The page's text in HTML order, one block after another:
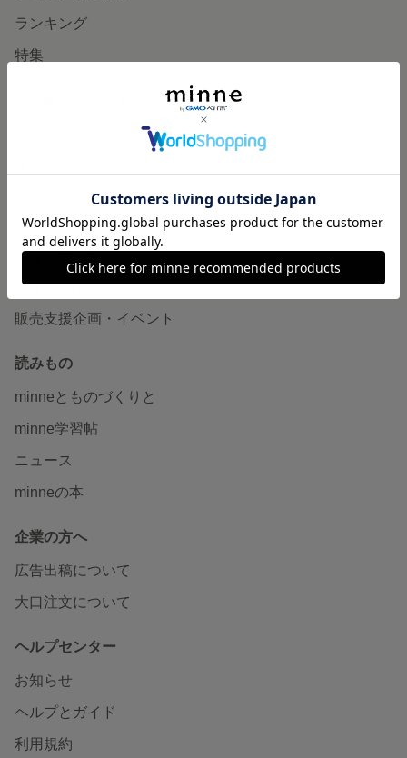
ランキング
特集
ヴィンテージ販売
ダウンロード販売
minne PLUS
minne LAB
販売支援企画・イベント
読みもの
minneとものづくりと
minne学習帖
ニュース
minneの本
企業の方へ
広告出稿について
大口注文について
ヘルプセンター
お知らせ
ヘルプとガイド
利用規約